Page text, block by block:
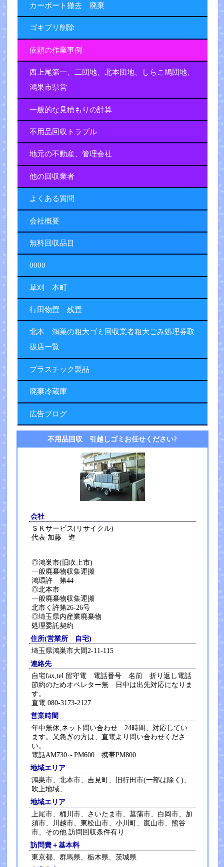
カーポート撤去 廃棄
ゴキブリ削除
依頼の作業事例
西上尾第一、二団地、北本団地、しらこ鳩団地、
鴻巣市県営
一般的な見積もりの計算
不用品回収トラブル
地元の不動産、管理会社
他の回収業者
よくある質問
会社概要
無料回収品目
0000
草刈 本町
行田物置 残置
北本 鴻巣の粗大ゴミ回収業者粗大ごみ処理券取
扱店一覧
プラスチック製品
廃棄冷蔵庫
広告ブログ
不用品回収 引越しゴミお任せください?
会社
ＳＫサービス(リサイクル)
代表 加藤 進
◎鴻巣市(旧吹上市)
一般廃棄物収集運搬
鴻環許 第44
◎北本市
一般廃棄物収集運搬
北市く許第26-26号
◎埼玉県内産業廃棄物
処理委託契約
住所(営業所 自宅)
埼玉県鴻巣市大間2-11-115
連絡先
自宅fax,tel 留守電 電話番号 名前 折り返し電話
節約のためオペレター無 日中は出先対応になりま
す。
直電 080-3173-2127
営業時間
年中無休,ネット問い合わせ 24時間、対応してい
ます。又急ぎの方は、直電より問い合わせくださ
い。
電話AM730～PM600 携帯PM800
地域エリア
鴻巣市、北本市、吉見町、旧行田市(一部は除く)、
吹上地域、
地域エリア
上尾市、桶川市、さいたま市、菖蒲市、白岡市、加
須市、川越市、東松山市、小川町、嵐山市、熊谷
市、その他 訪問回収条件有り
訪問費＋基本料
東京都、群馬県、栃木県、茨城県